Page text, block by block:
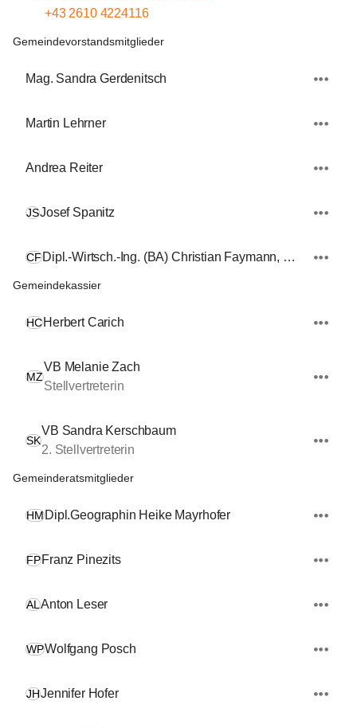
+43 2610 4224116
Gemeindevorstandsmitglieder
Mag. Sandra Gerdenitsch
Martin Lehrner
Andrea Reiter
JSJosef Spanitz
CF Dipl.-Wirtsch.-Ing. (BA) Christian Faymann, MA
Gemeindekassier
HCHerbert Carich
MZ
VB Melanie Zach
Stellvertreterin
SK
VB Sandra Kerschbaum
2. Stellvertreterin
Gemeinderatsmitglieder
HMDipl.Geographin Heike Mayrhofer
FPFranz Pinezits
ALAnton Leser
WPWolfgang Posch
JHJennifer Hofer